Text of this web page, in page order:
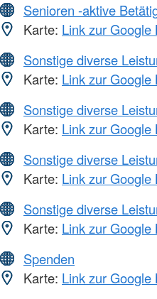
Senioren -aktive
Karte: Link zur Google
Sonstige diverse
Karte: Link zur Google
Sonstige diverse
Karte: Link zur Google
Sonstige diverse
Karte: Link zur Google
Sonstige diverse
Karte: Link zur Google
Spenden
Karte: Link zur Google